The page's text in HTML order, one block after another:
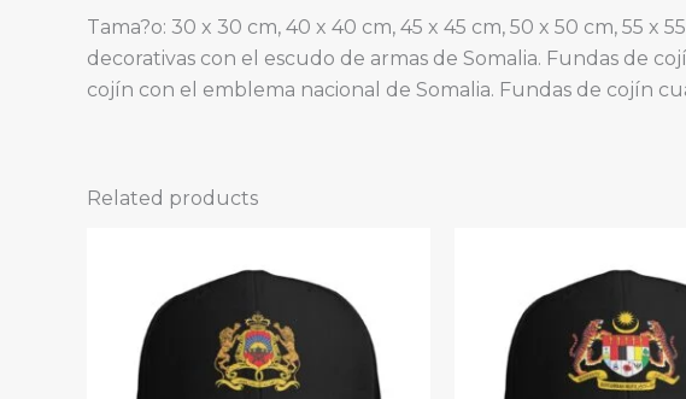
Tama?o: 30 x 30 cm, 40 x 40 cm, 45 x 45 cm, 50 x 50 cm, 55 x
decorativas con el escudo de armas de Somalia. Fundas de
cojín con el emblema nacional de Somalia. Fundas de cojín
Related products